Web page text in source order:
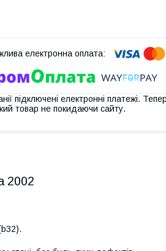
підключені електронні платежі.
товар не покидаючи сайту.
2002